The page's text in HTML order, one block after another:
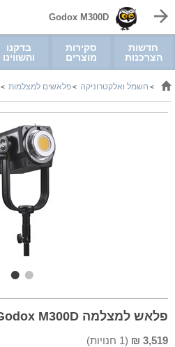
Godox M300D
חדשות
הצרכנות
סקירות
מוצרים
בדקנו
והשווינו
> חשמל ואלקטרוניקה >פלאשים למצלמות >
פלאש למצלמה Godox M300D
3,519
₪
(
1 חנויות)